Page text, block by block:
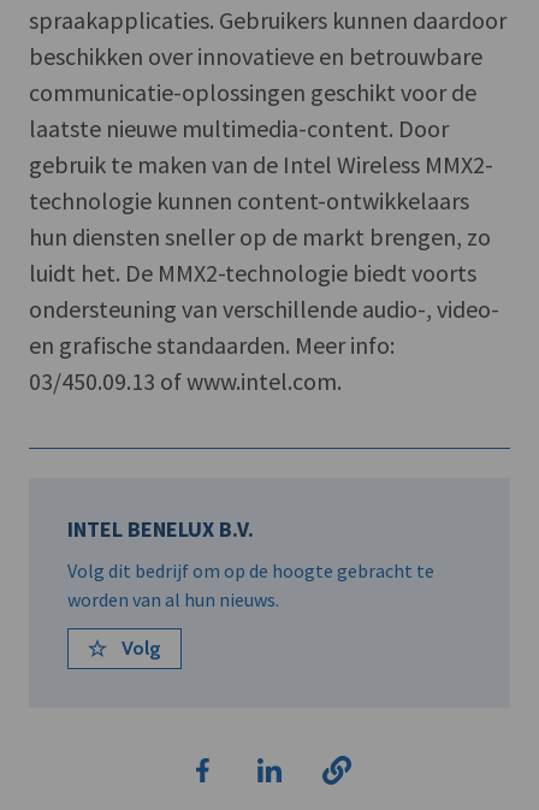
spraakapplicaties. Gebruikers kunnen daardoor
beschikken over innovatieve en betrouwbare
communicatie-oplossingen geschikt voor de
laatste nieuwe multimedia-content. Door
gebruik te maken van de Intel Wireless MMX2-
technologie kunnen content-ontwikkelaars
hun diensten sneller op de markt brengen, zo
luidt het. De MMX2-technologie biedt voorts
ondersteuning van verschillende audio-, video-
en grafische standaarden. Meer info:
03/450.09.13 of www.intel.com.
INTEL BENELUX B.V.
Volg dit bedrijf om op de hoogte gebracht te
worden van al hun nieuws.
Volg